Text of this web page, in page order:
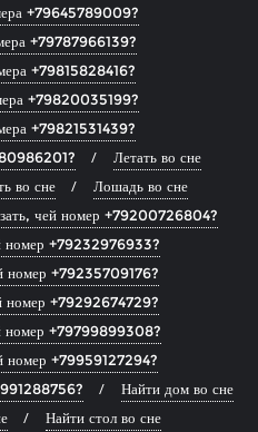
+79645789009?
+79787966139?
+79815828416?
+79820035199?
+79821531439?
Летать во сне
во сне
Лошадь во сне
чей номер +79200726804?
номер +79232976933?
номер +79235709176?
номер +79292674729?
номер +79799899308?
номер +79959127294?
Найти дом во сне
Найти стол во сне